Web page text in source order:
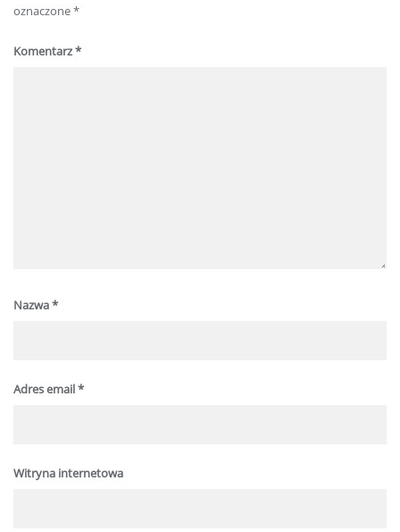
oznaczone*
Komentarz*
Nazwa*
Adres email*
Witryna internetowa